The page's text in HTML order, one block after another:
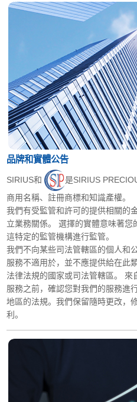
品牌和實體公告
SIRIUS和
是SIRIUS
商用名稱、註冊商標和知識產權。
我們有受監管和許可的提供相關的
立業務關係。 選擇的實體意味著
這特定的監管機構進行監管。
我們不向某些司法管轄區的個人和
服務不適用於，並不應提供給在此
法律法規的國家或司法管轄區。
服務之前，確認您對我們的服務進
地區的法規。我們保留隨時更改，
利。